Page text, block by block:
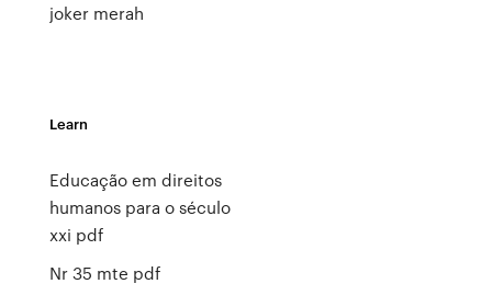
joker merah
Learn
Educação em direitos
humanos para o século
xxi pdf
Nr 35 mte pdf